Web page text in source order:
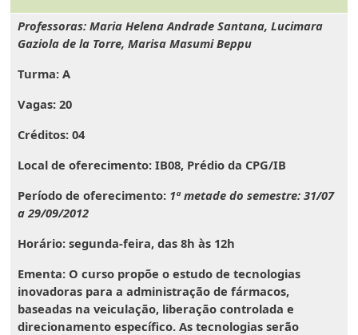
Professoras: Maria Helena Andrade Santana, Lucimara
Gaziola de la Torre, Marisa Masumi Beppu
Turma: A
Vagas: 20
Créditos: 04
Local de oferecimento: IB08, Prédio da CPG/IB
Período de oferecimento: 1ª metade do semestre: 31/07
a 29/09/2012
Horário: segunda-feira, das 8h às 12h
Ementa: O curso propõe o estudo de tecnologias
inovadoras para a administração de fármacos,
baseadas na veiculação, liberação controlada e
direcionamento específico. As tecnologias serão